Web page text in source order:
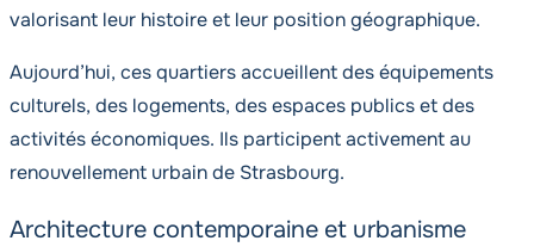
valorisant leur histoire et leur position géographique.
Aujourd’hui, ces quartiers accueillent des équipements
culturels, des logements, des espaces publics et des
activités économiques. Ils participent activement au
renouvellement urbain de Strasbourg.
Architecture contemporaine et urbanisme